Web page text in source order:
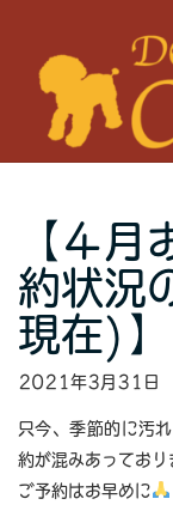
content
【４
約状
現在)】
2021年3月31日
只今、季節的に汚
約が混みあっており
ご予約はお早めに